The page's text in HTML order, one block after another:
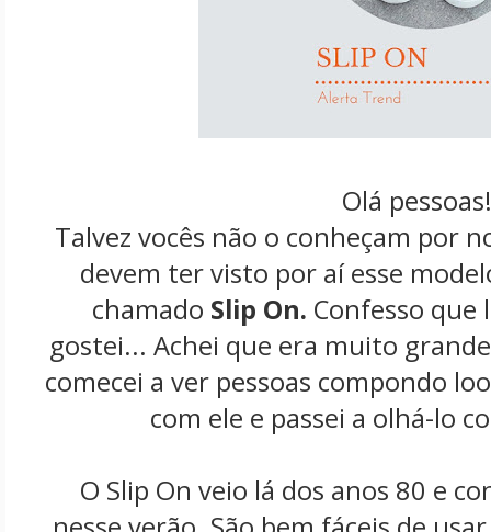
Olá pessoas!
Talvez vocês não o conheçam por
devem ter visto por aí esse
chamado Slip On. Confesso que
gostei... Achei que era muito
comecei a ver pessoas compondo
com ele e passei a olhá-lo
O Slip On veio lá dos anos 80 e